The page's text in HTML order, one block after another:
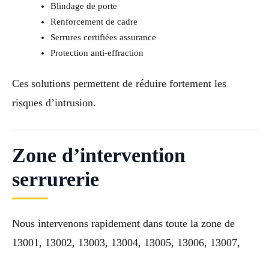
Blindage de porte
Renforcement de cadre
Serrures certifiées assurance
Protection anti-effraction
Ces solutions permettent de réduire fortement les
risques d’intrusion.
Zone d’intervention
serrurerie
Nous intervenons rapidement dans toute la zone de
13001, 13002, 13003, 13004, 13005, 13006, 13007,